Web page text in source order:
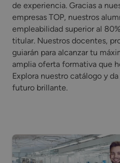
de experiencia. Gracias a
empresas TOP, nuestros
empleabilidad superior al
titular. Nuestros docentes,
guiarán para alcanzar tu
amplia oferta formativa que
Explora nuestro catálogo y
futuro brillante.